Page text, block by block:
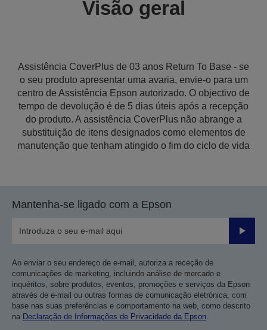
Visão geral
Assistência CoverPlus de 03 anos Return To Base - se
o seu produto apresentar uma avaria, envie-o para um
centro de Assistência Epson autorizado. O objectivo de
tempo de devolução é de 5 dias úteis após a recepção
do produto. A assistência CoverPlus não abrange a
substituição de itens designados como elementos de
manutenção que tenham atingido o fim do ciclo de vida
Mantenha-se ligado com a Epson
Enviar
Ao enviar o seu endereço de e-mail, autoriza a receção de
comunicações de marketing, incluindo análise de mercado e
inquéritos, sobre produtos, eventos, promoções e serviços da Epson
através de e-mail ou outras formas de comunicação eletrónica, com
base nas suas preferências e comportamento na web, como descrito
na Declaração de Informações de Privacidade da Epson.